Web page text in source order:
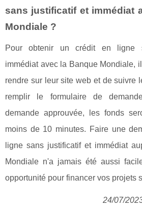
sans justificatif et immédiat
Mondiale ?
Pour obtenir un crédit en ligne
immédiat avec la Banque Mondiale,
rendre sur leur site web et de suivre
remplir le formulaire de
demande approuvée, les fonds
moins de 10 minutes. Faire une
ligne sans justificatif et immédiat
Mondiale n'a jamais été aussi
opportunité pour financer vos projets
24/07/